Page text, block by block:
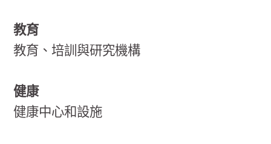
教育
教育、培訓與研究機構
健康
健康中心和設施